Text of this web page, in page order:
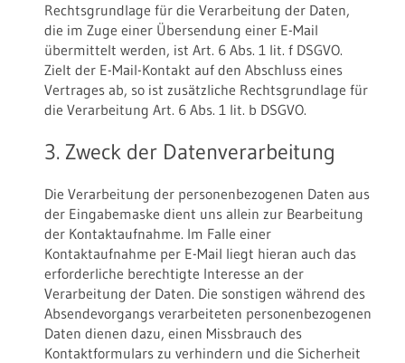
Rechtsgrundlage für die Verarbeitung der Daten,
die im Zuge einer Übersendung einer E-Mail
übermittelt werden, ist Art. 6 Abs. 1 lit. f DSGVO.
Zielt der E-Mail-Kontakt auf den Abschluss eines
Vertrages ab, so ist zusätzliche Rechtsgrundlage für
die Verarbeitung Art. 6 Abs. 1 lit. b DSGVO.
3. Zweck der Datenverarbeitung
Die Verarbeitung der personenbezogenen Daten aus
der Eingabemaske dient uns allein zur Bearbeitung
der Kontaktaufnahme. Im Falle einer
Kontaktaufnahme per E-Mail liegt hieran auch das
erforderliche berechtigte Interesse an der
Verarbeitung der Daten. Die sonstigen während des
Absendevorgangs verarbeiteten personenbezogenen
Daten dienen dazu, einen Missbrauch des
Kontaktformulars zu verhindern und die Sicherheit